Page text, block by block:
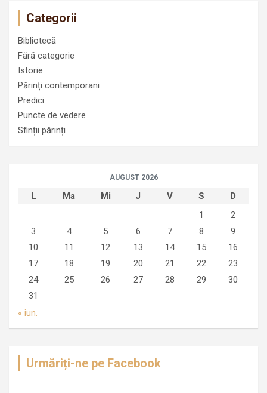
Categorii
Bibliotecă
Fără categorie
Istorie
Părinți contemporani
Predici
Puncte de vedere
Sfinții părinți
AUGUST 2026
L Ma Mi J V S
D
1
2
3
4 5 6 7 8
9
10
11 12 13 14 15
16
17
18 19 20 21 22
23
24
25 26 27 28 29
30
31
« iun.
Urmăriți-ne pe Facebook